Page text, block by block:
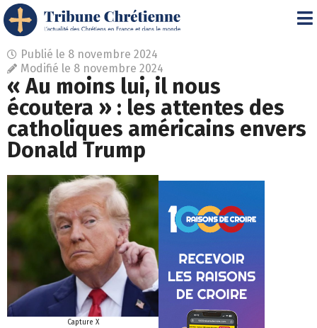
Publié le 8 novembre 2024
Modifié le 8 novembre 2024
« Au moins lui, il nous
écoutera » : les attentes des
catholiques américains envers
Donald Trump
Capture X